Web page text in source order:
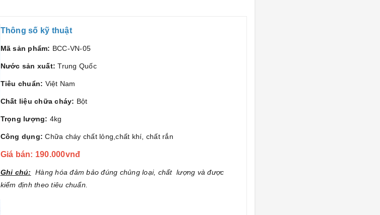
Thông số kỹ thuật
Mã sản phẩm: BCC-VN-05
Nước sản xuất: Trung Quốc
Tiêu chuẩn: Việt Nam
Chất liệu chữa cháy: Bột
Trọng lượng: 4kg
Công dụng:Chữa cháy chất lỏng,chất khí, chất rắn
Giá bán: 190.000vnđ
Ghi chú:
Hàng hóa đảm bảo đúng chủng loại, chất lượng và được
kiểm định theo tiêu chuẩn.